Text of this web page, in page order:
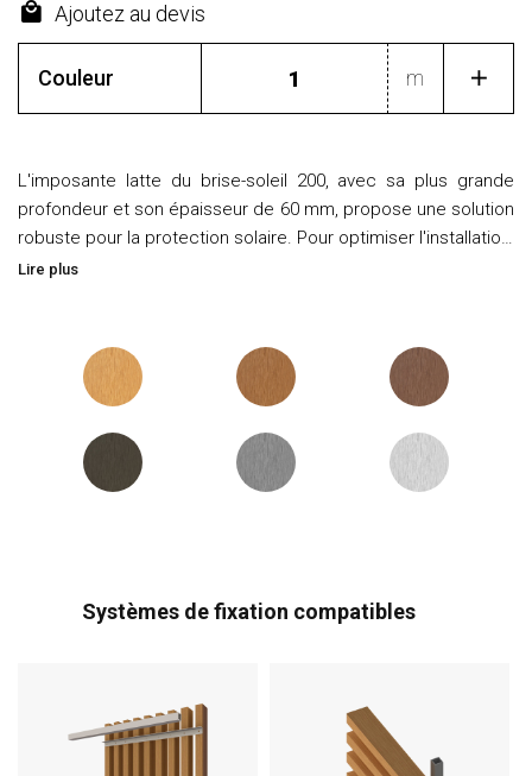
Ajoutez au devis
Couleur m
L'imposante latte du brise-soleil 200, avec sa plus grande
profondeur et son épaisseur de 60 mm, propose une solution
robuste pour la protection solaire. Pour optimiser l'installatio…
Lire plus
Systèmes de fixation compatibles